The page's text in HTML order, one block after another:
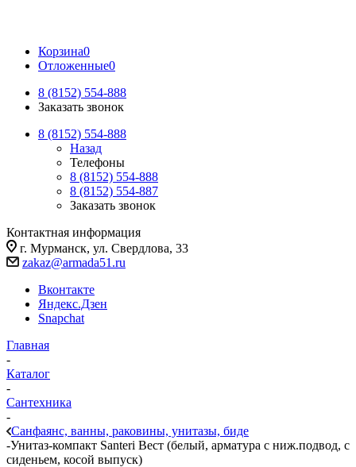
Корзина0
Отложенные0
8 (8152) 554-888
Заказать звонок
8 (8152) 554-888
Назад
Телефоны
8 (8152) 554-888
8 (8152) 554-887
Заказать звонок
Контактная информация
г. Мурманск, ул. Свердлова, 33
zakaz@armada51.ru
Вконтакте
Яндекс.Дзен
Snapchat
Главная
-
Каталог
-
Сантехника
-
Санфаянс, ванны, раковины, унитазы, биде
-Унитаз-компакт Santeri Вест (белый, арматура с ниж.подвод, с
сиденьем, косой выпуск)